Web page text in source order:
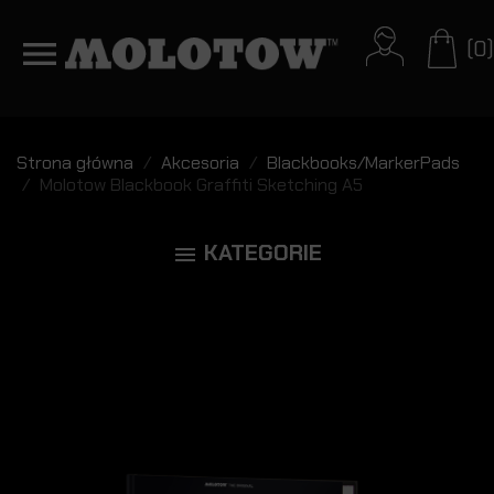
(0)
Strona główna Akcesoria
Blackbooks/MarkerPads
Molotow Blackbook Graffiti Sketching A5
 KATEGORIE